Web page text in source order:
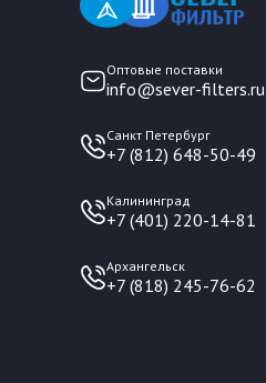
Оптовые поставки
info@sever-filters.ru
Санкт Петербург
+7 (812) 648-50-49
Калининград
+7 (401) 220-14-81
Архангельск
+7 (818) 245-76-62